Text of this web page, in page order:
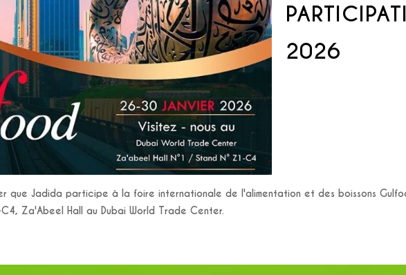
2026
que Jadida participe à la foire internationale de l'alimentation et des boissons
Za'Abeel Hall au Dubai World Trade Center.